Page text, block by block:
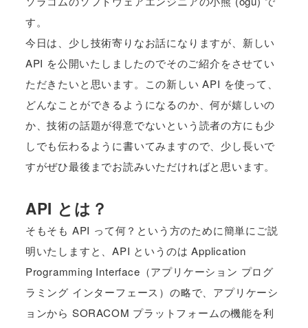
す。
今日は、少し技術寄りなお話になりますが、新しい
API を公開いたしましたのでそのご紹介をさせてい
ただきたいと思います。この新しい API を使って、
どんなことができるようになるのか、何が嬉しいの
か、技術の話題が得意でないという読者の方にも少
しでも伝わるように書いてみますので、少し長いで
すがぜひ最後までお読みいただければと思います。
API とは？
そもそも API って何？という方のために簡単にご説
明いたしますと、API というのは Application
Programming Interface（アプリケーション プログ
ラミング インターフェース）の略で、アプリケーシ
ョンから SORACOM プラットフォームの機能を利